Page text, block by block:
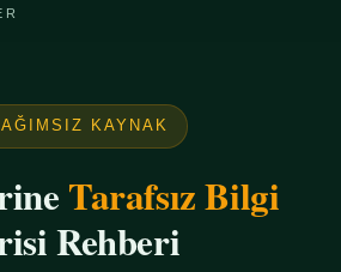
KAYNAK
Tarafsız Bilgi
Rehberi